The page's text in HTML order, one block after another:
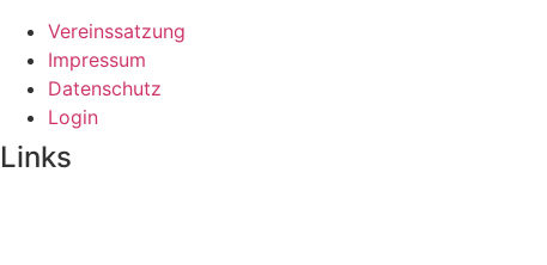
Vereinssatzung
Impressum
Datenschutz
Login
Links